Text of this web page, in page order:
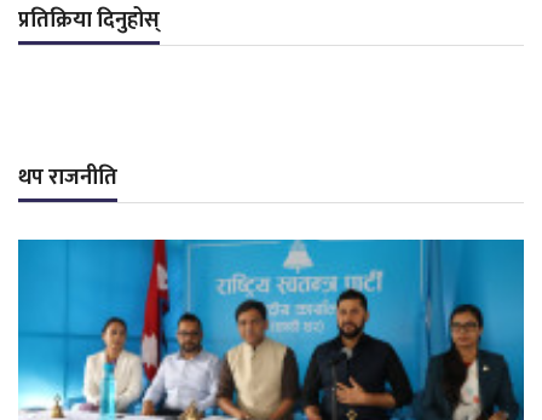
प्रतिक्रिया दिनुहोस्
थप राजनीति